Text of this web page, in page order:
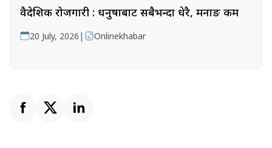
वैदेशिक रोजगारी : धनुषाबाट सबैभन्दा धेरै, मनाङ कम
20 July, 2026 | Onlinekhabar